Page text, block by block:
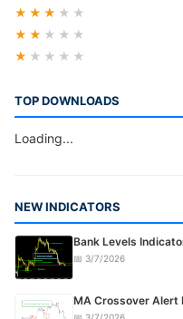
★★★ ★★
★★ ★★★
★ ★★★★
TOP DOWNLOADS
Loading...
NEW INDICATORS
Bank Levels
📅 3/7/2026
MA Crossover Alert